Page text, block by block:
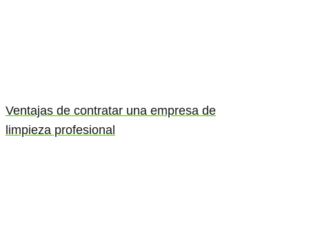
Ventajas de contratar una empresa de
limpieza profesional